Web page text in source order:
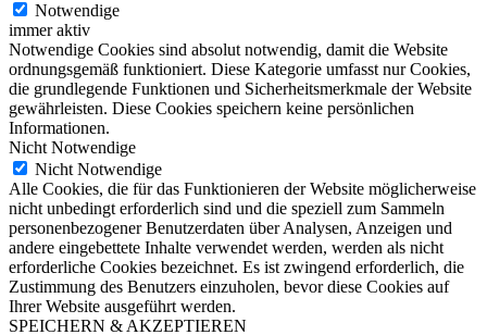
Notwendige
immer aktiv
Notwendige Cookies sind absolut notwendig, damit die Website
ordnungsgemäß funktioniert. Diese Kategorie umfasst nur Cookies,
die grundlegende Funktionen und Sicherheitsmerkmale der Website
gewährleisten. Diese Cookies speichern keine persönlichen
Informationen.
Nicht Notwendige
Nicht Notwendige
Alle Cookies, die für das Funktionieren der Website möglicherweise
nicht unbedingt erforderlich sind und die speziell zum Sammeln
personenbezogener Benutzerdaten über Analysen, Anzeigen und
andere eingebettete Inhalte verwendet werden, werden als nicht
erforderliche Cookies bezeichnet. Es ist zwingend erforderlich, die
Zustimmung des Benutzers einzuholen, bevor diese Cookies auf
Ihrer Website ausgeführt werden.
SPEICHERN & AKZEPTIEREN